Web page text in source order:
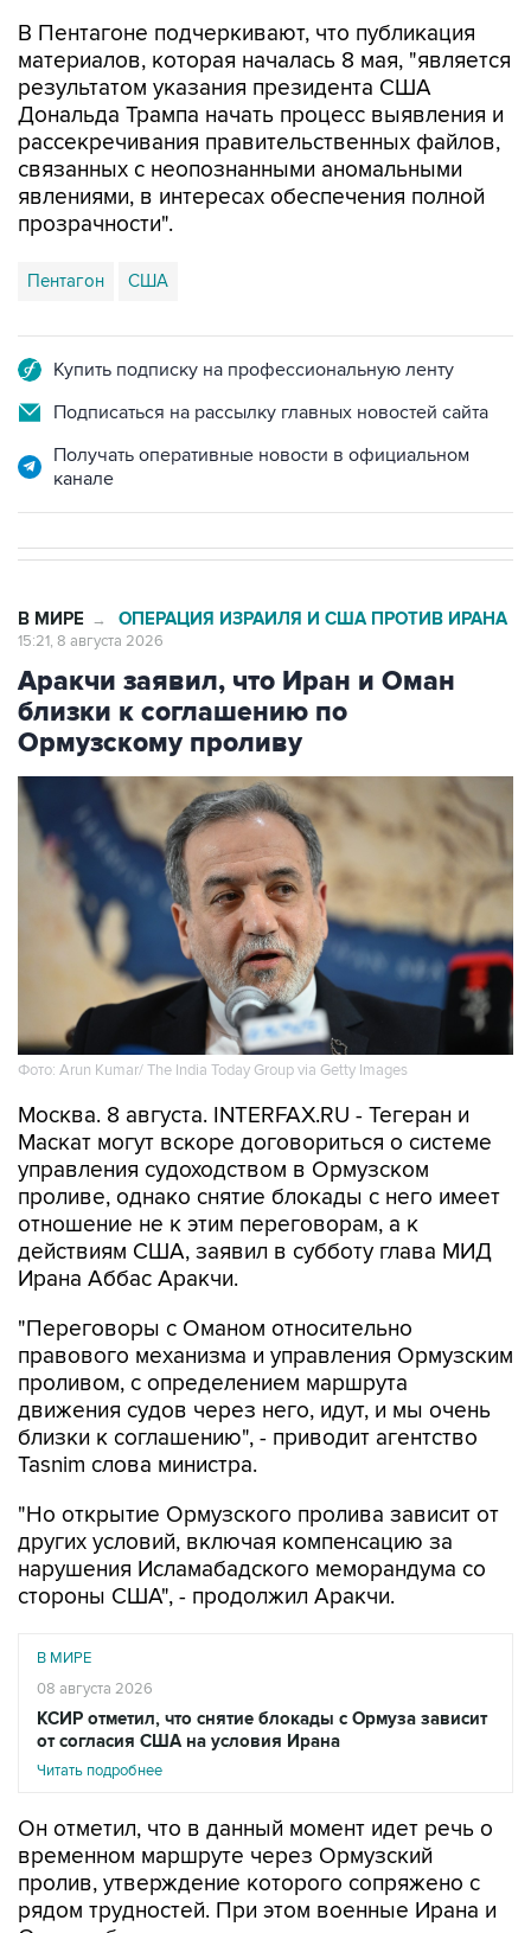
В Пентагоне подчеркивают, что публикация
материалов, которая началась 8 мая, "является
результатом указания президента США
Дональда Трампа начать процесс выявления и
рассекречивания правительственных файлов,
связанных с неопознанными аномальными
явлениями, в интересах обеспечения полной
прозрачности".
Пентагон США
Купить подписку на профессиональную ленту
Подписаться на рассылку главных новостей сайта
Получать оперативные новости в официальном
канале
В МИРЕ → ОПЕРАЦИЯ ИЗРАИЛЯ И США ПРОТИВ ИРАНА
15:21, 8 августа 2026
Аракчи заявил, что Иран и Оман
близки к соглашению по
Ормузскому проливу
Фото: Arun Kumar/ The India Today Group via Getty Images
Москва. 8 августа. INTERFAX.RU - Тегеран и
Маскат могут вскоре договориться о системе
управления судоходством в Ормузском
проливе, однако снятие блокады с него имеет
отношение не к этим переговорам, а к
действиям США, заявил в субботу глава МИД
Ирана Аббас Аракчи.
"Переговоры с Оманом относительно
правового механизма и управления Ормузским
проливом, с определением маршрута
движения судов через него, идут, и мы очень
близки к соглашению", - приводит агентство
Tasnim слова министра.
"Но открытие Ормузского пролива зависит от
других условий, включая компенсацию за
нарушения Исламабадского меморандума со
стороны США", - продолжил Аракчи.
В МИРЕ
08 августа 2026
КСИР отметил, что снятие блокады с Ормуза зависит
от согласия США на условия Ирана
Читать подробнее
Он отметил, что в данный момент идет речь о
временном маршруте через Ормузский
пролив, утверждение которого сопряжено с
рядом трудностей. При этом военные Ирана и